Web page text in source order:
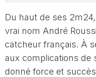
Du haut de ses
vrai nom André
catcheur français. À
aux complications de
donné force et succès